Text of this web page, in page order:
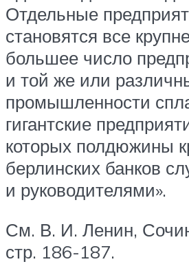
Отдельные
становятся все
большее число
и той же или
промышленности
гигантские
которых полдюжины
берлинских банков
и руководителями».
См. В. И. Ленин,
стр. 186-187.